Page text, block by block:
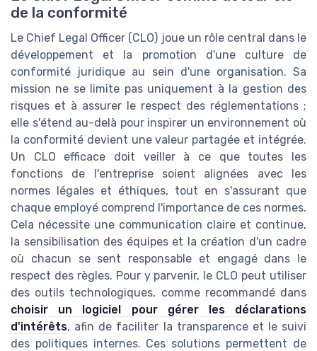
de la conformité
Le Chief Legal Officer (CLO) joue un rôle central dans le
développement et la promotion d'une culture de
conformité juridique au sein d'une organisation. Sa
mission ne se limite pas uniquement à la gestion des
risques et à assurer le respect des réglementations ;
elle s'étend au-delà pour inspirer un environnement où
la conformité devient une valeur partagée et intégrée.
Un CLO efficace doit veiller à ce que toutes les
fonctions de l'entreprise soient alignées avec les
normes légales et éthiques, tout en s'assurant que
chaque employé comprend l'importance de ces normes.
Cela nécessite une communication claire et continue,
la sensibilisation des équipes et la création d'un cadre
où chacun se sent responsable et engagé dans le
respect des règles. Pour y parvenir, le CLO peut utiliser
des outils technologiques, comme recommandé dans
choisir un logiciel pour gérer les déclarations
d'intérêts, afin de faciliter la transparence et le suivi
des politiques internes. Ces solutions permettent de